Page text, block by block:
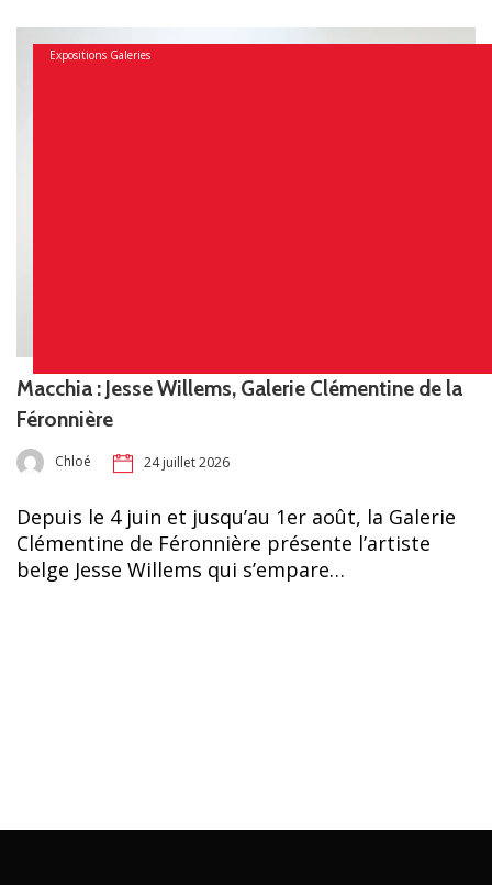
Expositions Galeries
Macchia : Jesse Willems, Galerie Clémentine de la
Féronnière
Chloé 24 juillet 2026
Depuis le 4 juin et jusqu’au 1er août, la Galerie
Clémentine de Féronnière présente l’artiste
belge Jesse Willems qui s’empare…